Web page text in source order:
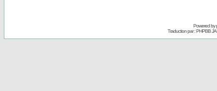
Powered by
Traduction par : PHPBB